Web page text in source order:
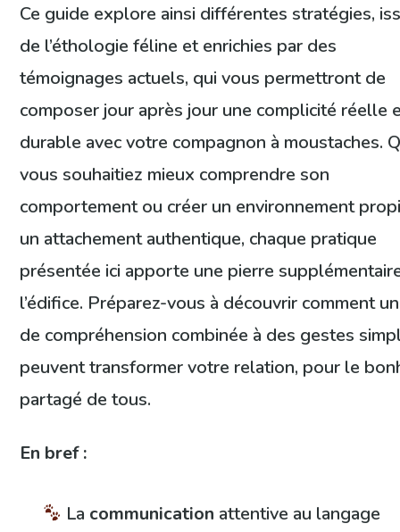
Ce guide explore ainsi différentes stratégies,
de l’éthologie féline et enrichies par des
témoignages actuels, qui vous permettront de
composer jour après jour une complicité réelle
durable avec votre compagnon à moustaches.
vous souhaitiez mieux comprendre son
comportement ou créer un environnement
un attachement authentique, chaque pratique
présentée ici apporte une pierre
l’édifice. Préparez-vous à découvrir comment
de compréhension combinée à des gestes
peuvent transformer votre relation, pour le
partagé de tous.
En bref :
La communication attentive au langage